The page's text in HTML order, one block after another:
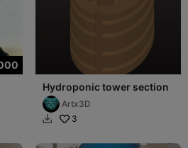
Hydroponic tower section
Artx3D
 3